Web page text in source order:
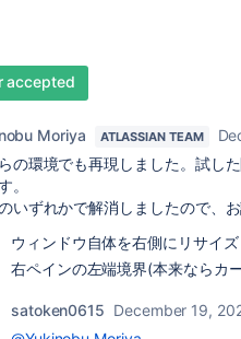
accepted
Moriya ATLASSIAN TEAM
の環境でも再現しました。試し
。
いずれかで解消しましたので、
ウィンドウ自体を右側にリサイ
右ペインの左端境界(本来ならカ
satoken0615 December 19,